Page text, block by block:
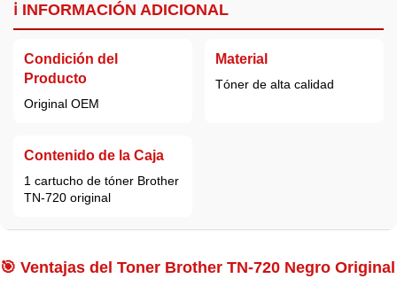
ℹ️ INFORMACIÓN ADICIONAL
Condición del
Producto
Original OEM
Material
Tóner de alta calidad
Contenido de la Caja
1 cartucho de tóner Brother
TN-720 original
🎯 Ventajas del Toner Brother TN-720 Negro Original